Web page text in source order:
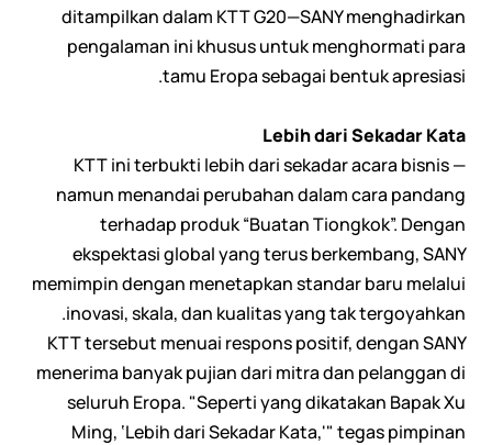
ditampilkan dalam KTT G20—SANY menghadirkan
pengalaman ini khusus untuk menghormati para
tamu Eropa sebagai bentuk apresiasi.
Lebih dari Sekadar Kata
KTT ini terbukti lebih dari sekadar acara bisnis —
namun menandai perubahan dalam cara pandang
terhadap produk “Buatan Tiongkok”. Dengan
ekspektasi global yang terus berkembang, SANY
memimpin dengan menetapkan standar baru melalui
inovasi, skala, dan kualitas yang tak tergoyahkan.
KTT tersebut menuai respons positif, dengan SANY
menerima banyak pujian dari mitra dan pelanggan di
seluruh Eropa. "Seperti yang dikatakan Bapak Xu
Ming, ‘Lebih dari Sekadar Kata,'" tegas pimpinan